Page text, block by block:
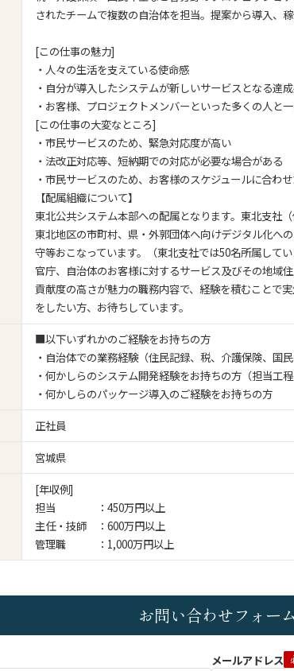
されたチームで複数の自治体を担当。提案から導入、
[この仕事の魅力]
・人々の生活を支えている使命感
・自分が導入したシステムが新しいサービスとなる達
・お客様、プロジェクトメンバーといった多くの人と
[この仕事の大変なところ]
・市民サービスのため、緊急対応度が高い
・法改正対応等、短納期での対応が必要な場合がある
・市民サービスのため、お客様のスケジュールに合わ
【配属組織について】
東北公共システム本部への配属となります。東北支社
東北地区の市町村、県・外郭団体へ向けデジタル化へ
守等おこなっています。（東北支社では50名所属してい
官庁、自治体のお客様に対するサービス及びその地域
貢献度の高さが魅力の職務内容で、経験を積むことで
をしたい方、お待ちしています。
■以下いずれかのご経験をお持ちの方
・自治体での業務経験（住民記録、税、介護保険、国
・何かしらのシステム開発経験をお持ちの方（担当工程
・何かしらのパッケージ導入のご経験をお持ちの方
正社員
宮城県
[年収例]
担当 ：450万円以上
主任・技師 ：600万円以上
管理職 ：1,000万円以上
お問い合わせフォーム
メールアドレス